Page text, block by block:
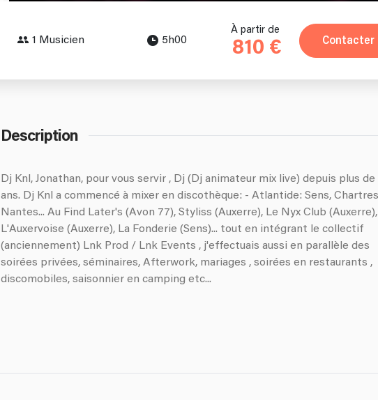
1 Musicien 5h00
À partir de
810 € Contacter
Description
Dj Knl, Jonathan, pour vous servir , Dj (Dj animateur mix live) depuis plus de 15
ans. Dj Knl a commencé à mixer en discothèque: - Atlantide: Sens, Chartres,
Nantes... Au Find Later's (Avon 77), Styliss (Auxerre), Le Nyx Club (Auxerre),
L'Auxervoise (Auxerre), La Fonderie (Sens)... tout en intégrant le collectif
(anciennement) Lnk Prod / Lnk Events , j'effectuais aussi en parallèle des
soirées privées, séminaires, Afterwork, mariages , soirées en restaurants ,
discomobiles, saisonnier en camping etc...